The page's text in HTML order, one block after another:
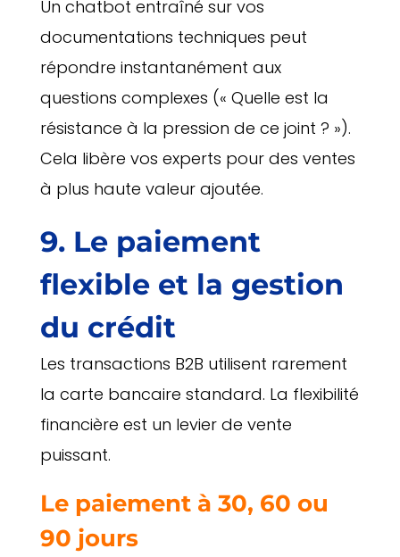
Un chatbot entraîné sur vos
documentations techniques peut
répondre instantanément aux
questions complexes (« Quelle est la
résistance à la pression de ce joint ? »).
Cela libère vos experts pour des ventes
à plus haute valeur ajoutée.
9. Le paiement
flexible et la gestion
du crédit
Les transactions B2B utilisent rarement
la carte bancaire standard. La flexibilité
financière est un levier de vente
puissant.
Le paiement à 30, 60 ou
90 jours